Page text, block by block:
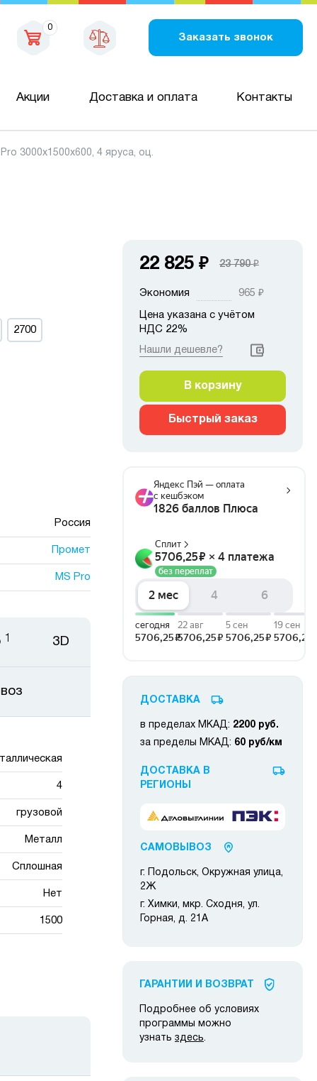
0
Заказать звонок
Акции Доставка и оплата Контакты
3000х1500х600, 4 яруса, оц.
2700
Россия
Промет
MS Pro
4
грузовой
Металл
Сплошная
Нет
1500
3D
22 825 ₽ 23 790₽
Экономия 965 ₽
Цена указана с учётом
НДС 22%
Нашли дешевле?
В корзину
Быстрый заказ
ДОСТАВКА
в пределах МКАД: 2200 руб.
за пределы МКАД: 60 руб/км
ДОСТАВКА В
РЕГИОНЫ
САМОВЫВОЗ
г. Подольск, Окружная улица,
2Ж
г. Химки, мкр. Сходня, ул.
Горная, д. 21А
ГАРАНТИИ И ВОЗВРАТ
Подробнее об условиях
программы можно
узнать здесь.